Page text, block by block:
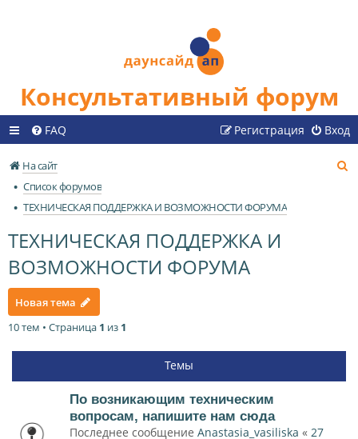
Консультативный форум
FAQ Вход
Регистрация
На сайт
Список форумов
ТЕХНИЧЕСКАЯ ПОДДЕРЖКА И ВОЗМОЖНОСТИ ФОРУМА
ТЕХНИЧЕСКАЯ ПОДДЕРЖКА И
ВОЗМОЖНОСТИ ФОРУМА
Новая тема
10 тем • Страница 1 из 1
Темы
По возникающим техническим
вопросам, напишите нам сюда
Последнее сообщение Anastasia_vasiliska « 27